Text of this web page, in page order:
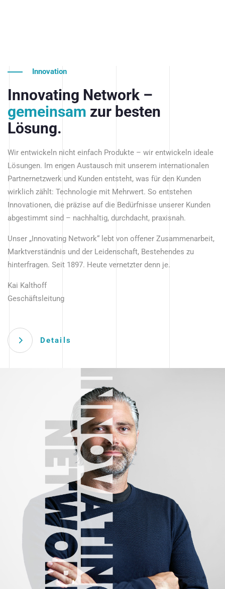
Innovation
Innovating Network –
gemeinsam zur besten
Lösung.
Wir entwickeln nicht einfach Produkte – wir entwickeln ideale
Lösungen. Im engen Austausch mit unserem internationalen
Partnernetzwerk und Kunden entsteht, was für den Kunden
wirklich zählt: Technologie mit Mehrwert. So entstehen
Innovationen, die präzise auf die Bedürfnisse unserer Kunden
abgestimmt sind – nachhaltig, durchdacht, praxisnah.
Unser „Innovating Network“ lebt von offener Zusammenarbeit,
Marktverständnis und der Leidenschaft, Bestehendes zu
hinterfragen. Seit 1897. Heute vernetzter denn je.
Kai Kalthoff
Geschäftsleitung
Details